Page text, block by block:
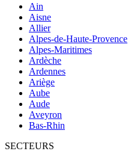
Ain
Aisne
Allier
Alpes-de-Haute-Provence
Alpes-Maritimes
Ardèche
Ardennes
Ariège
Aube
Aude
Aveyron
Bas-Rhin
SECTEURS